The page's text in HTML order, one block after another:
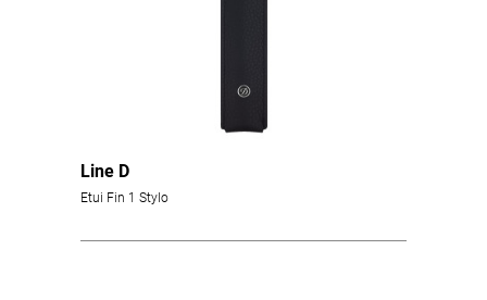
Line D
Etui Fin 1 Stylo